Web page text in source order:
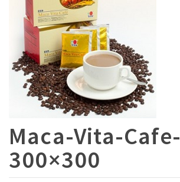
Maca-Vita-Cafe-
300×300